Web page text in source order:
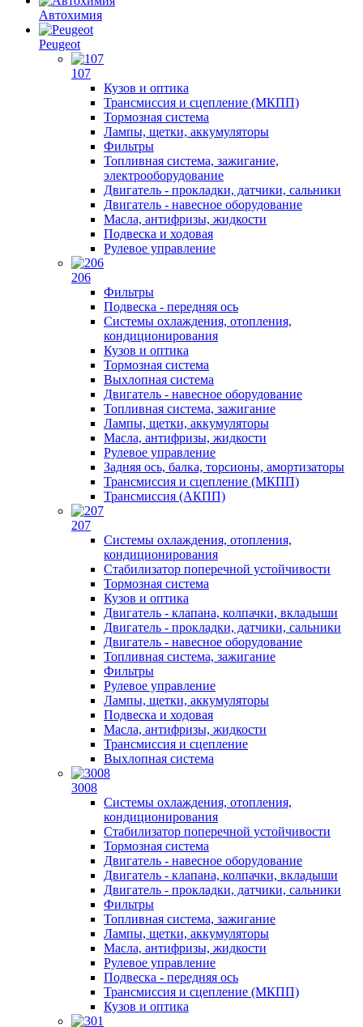
Автохимия
Peugeot
107
Кузов и оптика
Трансмиссия и сцепление (МКПП)
Тормозная система
Лампы, щетки, аккумуляторы
Фильтры
Топливная система, зажигание,
электрооборудование
Двигатель - прокладки, датчики, сальники
Двигатель - навесное оборудование
Масла, антифризы, жидкости
Подвеска и ходовая
Рулевое управление
206
Фильтры
Подвеска - передняя ось
Системы охлаждения, отопления,
кондиционирования
Кузов и оптика
Тормозная система
Выхлопная система
Двигатель - навесное оборудование
Топливная система, зажигание
Лампы, щетки, аккумуляторы
Масла, антифризы, жидкости
Рулевое управление
Задняя ось, балка, торсионы, амортизаторы
Трансмиссия и сцепление (МКПП)
Трансмиссия (АКПП)
207
Системы охлаждения, отопления,
кондиционирования
Стабилизатор поперечной устойчивости
Тормозная система
Кузов и оптика
Двигатель - клапана, колпачки, вкладыши
Двигатель - прокладки, датчики, сальники
Двигатель - навесное оборудование
Топливная система, зажигание
Фильтры
Рулевое управление
Лампы, щетки, аккумуляторы
Подвеска и ходовая
Масла, антифризы, жидкости
Трансмиссия и сцепление
Выхлопная система
3008
Системы охлаждения, отопления,
кондиционирования
Стабилизатор поперечной устойчивости
Тормозная система
Двигатель - навесное оборудование
Двигатель - клапана, колпачки, вкладыши
Двигатель - прокладки, датчики, сальники
Фильтры
Топливная система, зажигание
Лампы, щетки, аккумуляторы
Масла, антифризы, жидкости
Рулевое управление
Подвеска - передняя ось
Трансмиссия и сцепление (МКПП)
Кузов и оптика